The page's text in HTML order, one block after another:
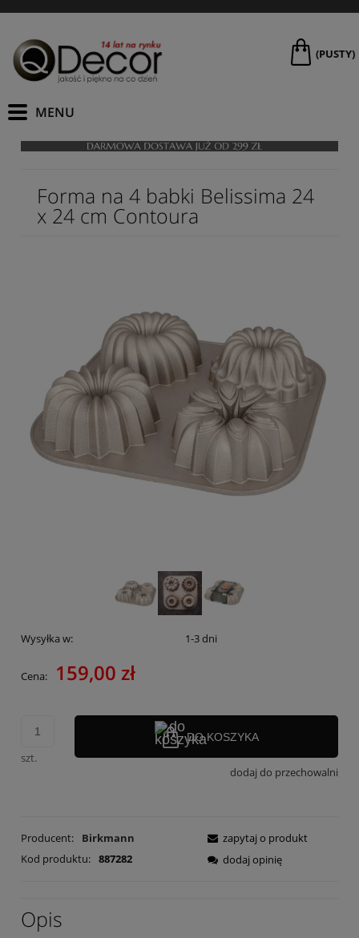
(PUSTY)
Forma na 4 babki Belissima 24
x 24 cm Contoura
Wysyłka w: 1-3 dni
Cena: 159,00 zł
szt.
DO KOSZYKA
dodaj do przechowalni
Producent:
Birkmann
Kod produktu: 887282
zapytaj o produkt
dodaj opinię
Opis